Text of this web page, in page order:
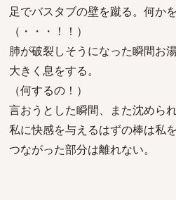
足でバスタブの壁を蹴る。何か
（・・・！！）
肺が破裂しそうになった瞬間お
大きく息をする。
（何するの！）
言おうとした瞬間、また沈めら
私に快感を与えるはずの棒は私
つながった部分は離れない。